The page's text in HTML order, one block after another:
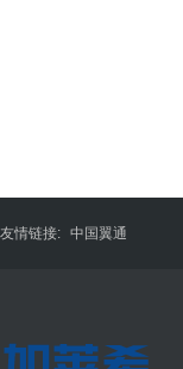
友情链接: 中国翼通